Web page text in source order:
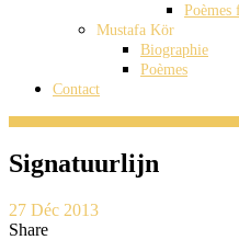
Poèmes
Mustafa Kör
Biographie
Poèmes
Contact
Signatuurlijn
27 Déc 2013
Share